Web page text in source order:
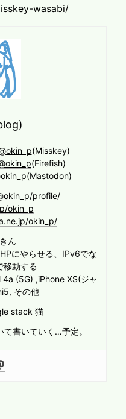
wasabi/
(Misskey)
(Firefish)
(Mastodon)
profile/
okin_p
okin_p/
ん
にやらせる、IPv6でな
移動する
(5G) ,iPhone XS(ジャ
その他
stack 猫
書いていく…予定。